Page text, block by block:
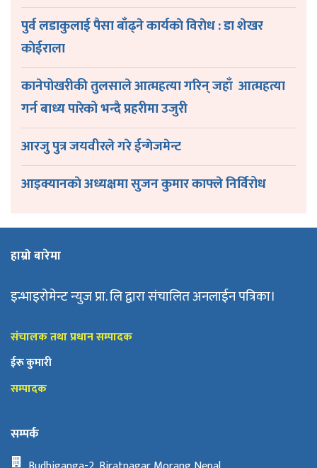
पुर्व लडाकुलाई पैसा बाँढ्ने कार्यकाे विराेध : डा शेखर
काेईराला
कानेपोखरीकी तुलसाले आत्महत्या गरिन् जहाँ आत्महत्या
गर्न बाध्य पारेको भन्दै प्रहरीमा उजुरी
आरजु पुत्र जयवीरले गरे ईन्गेजमेन्ट
आइक्यानकाे अध्यक्षमा सुजन कुमार काफ्ले निर्विरोध
हाम्रो बारेमा
इन्भाइरोमेन्ट न्युज प्रा. लि द्वारा संचालित अनलाईन पत्रिका।
संचालक तथा प्रधान सम्पादक
ईरू कुमारी
सम्पादक
सम्पर्क